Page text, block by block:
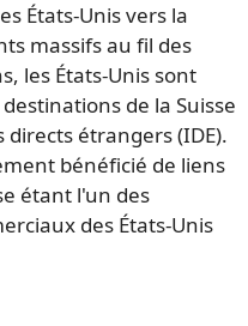
États-Unis vers la
massifs au fil des
les États-Unis sont
de la Suisse
étrangers (IDE).
bénéficié de liens
étant l'un des
des États-Unis